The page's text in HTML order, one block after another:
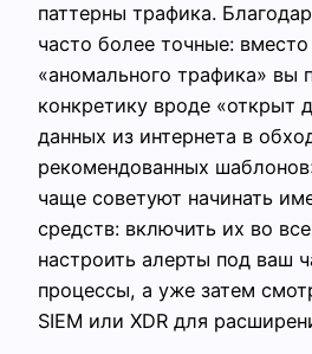
паттерны трафика.
часто более точные: вместо
«аномального трафика» вы
конкретику вроде «открыт
данных из интернета в
рекомендованных
чаще советуют начинать
средств: включить их во
настроить алерты под ваш
процессы, а уже затем
SIEM или XDR для